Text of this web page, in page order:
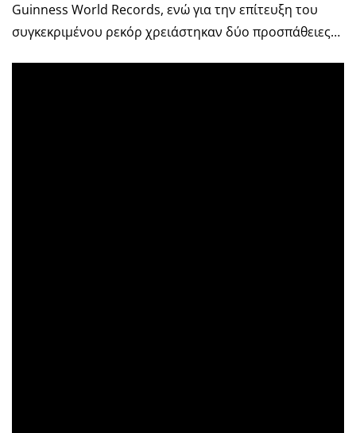
Guinness World Records, ενώ για την επίτευξη του
συγκεκριμένου ρεκόρ χρειάστηκαν δύο προσπάθειες…